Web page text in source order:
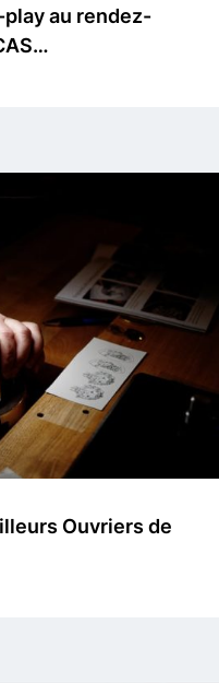
play au rendez-
Ouvriers de